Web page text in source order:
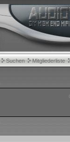
Suchen Mitgliederliste